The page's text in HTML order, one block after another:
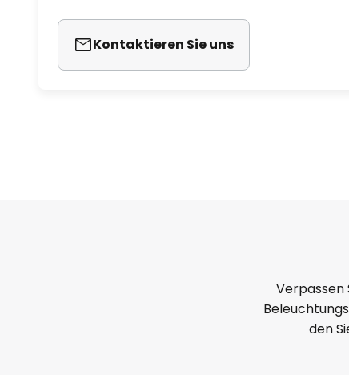
Kontaktieren Sie uns
Verpassen
den